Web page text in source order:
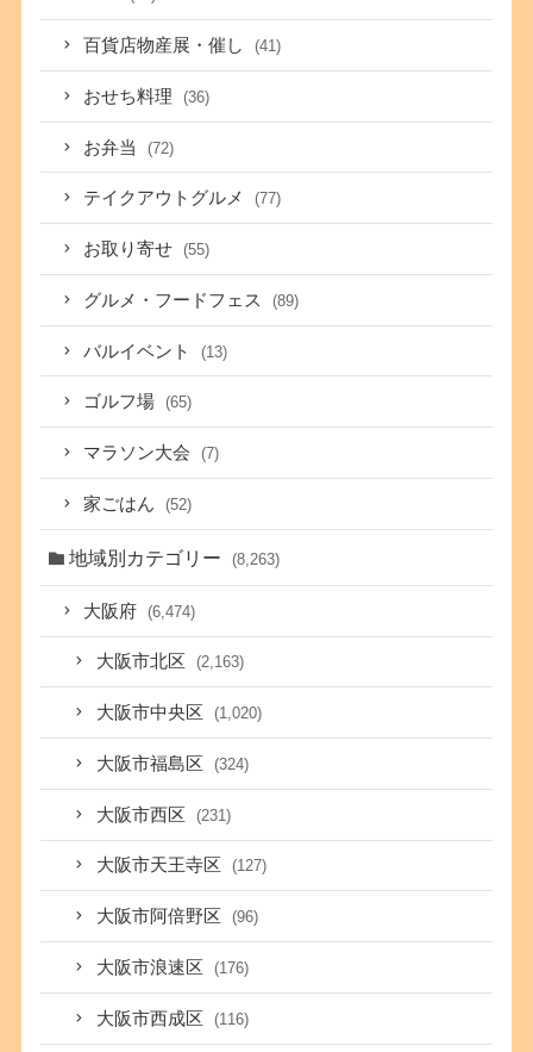
百貨店物産展・催し (41)
おせち料理 (36)
お弁当 (72)
テイクアウトグルメ (77)
お取り寄せ (55)
グルメ・フードフェス (89)
バルイベント (13)
ゴルフ場 (65)
マラソン大会 (7)
家ごはん (52)
地域別カテゴリー (8,263)
大阪府 (6,474)
大阪市北区 (2,163)
大阪市中央区 (1,020)
大阪市福島区 (324)
大阪市西区 (231)
大阪市天王寺区 (127)
大阪市阿倍野区 (96)
大阪市浪速区 (176)
大阪市西成区 (116)